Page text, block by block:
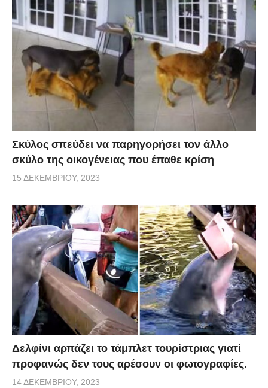
Σκύλος σπεύδει να παρηγορήσει τον άλλο
σκύλο της οικογένειας που έπαθε κρίση
15 ΔΕΚΕΜΒΡΊΟΥ, 2023
Δελφίνι αρπάζει το τάμπλετ τουρίστριας γιατί
προφανώς δεν τους αρέσουν οι φωτογραφίες.
14 ΔΕΚΕΜΒΡΊΟΥ, 2023